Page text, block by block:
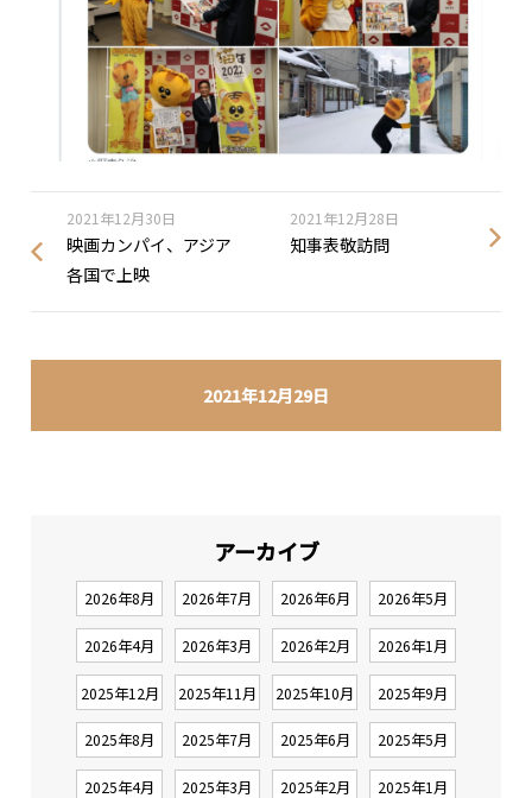
2021年12月29日
2021年12月30日
映画カンパイ、アジア
各国で上映
2021年12月28日
知事表敬訪問
アーカイブ
2026年8月 2026年7月 2026年6月 2026年5月
2026年4月 2026年3月 2026年2月 2026年1月
2025年12月 2025年11月 2025年10月 2025年9月
2025年8月 2025年7月 2025年6月 2025年5月
2025年4月 2025年3月 2025年2月 2025年1月